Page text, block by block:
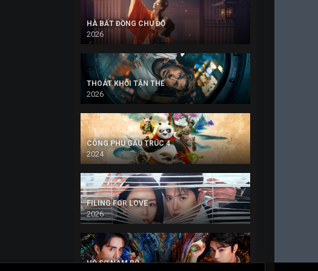
HÀ BẤT ĐỒNG CHU ĐỘ
2026
THOÁT KHỎI TẬN THẾ
2026
CÔNG PHU GẤU TRÚC 4
2024
FILING FOR LOVE
2026
HỒ SƠ NAM BỘ